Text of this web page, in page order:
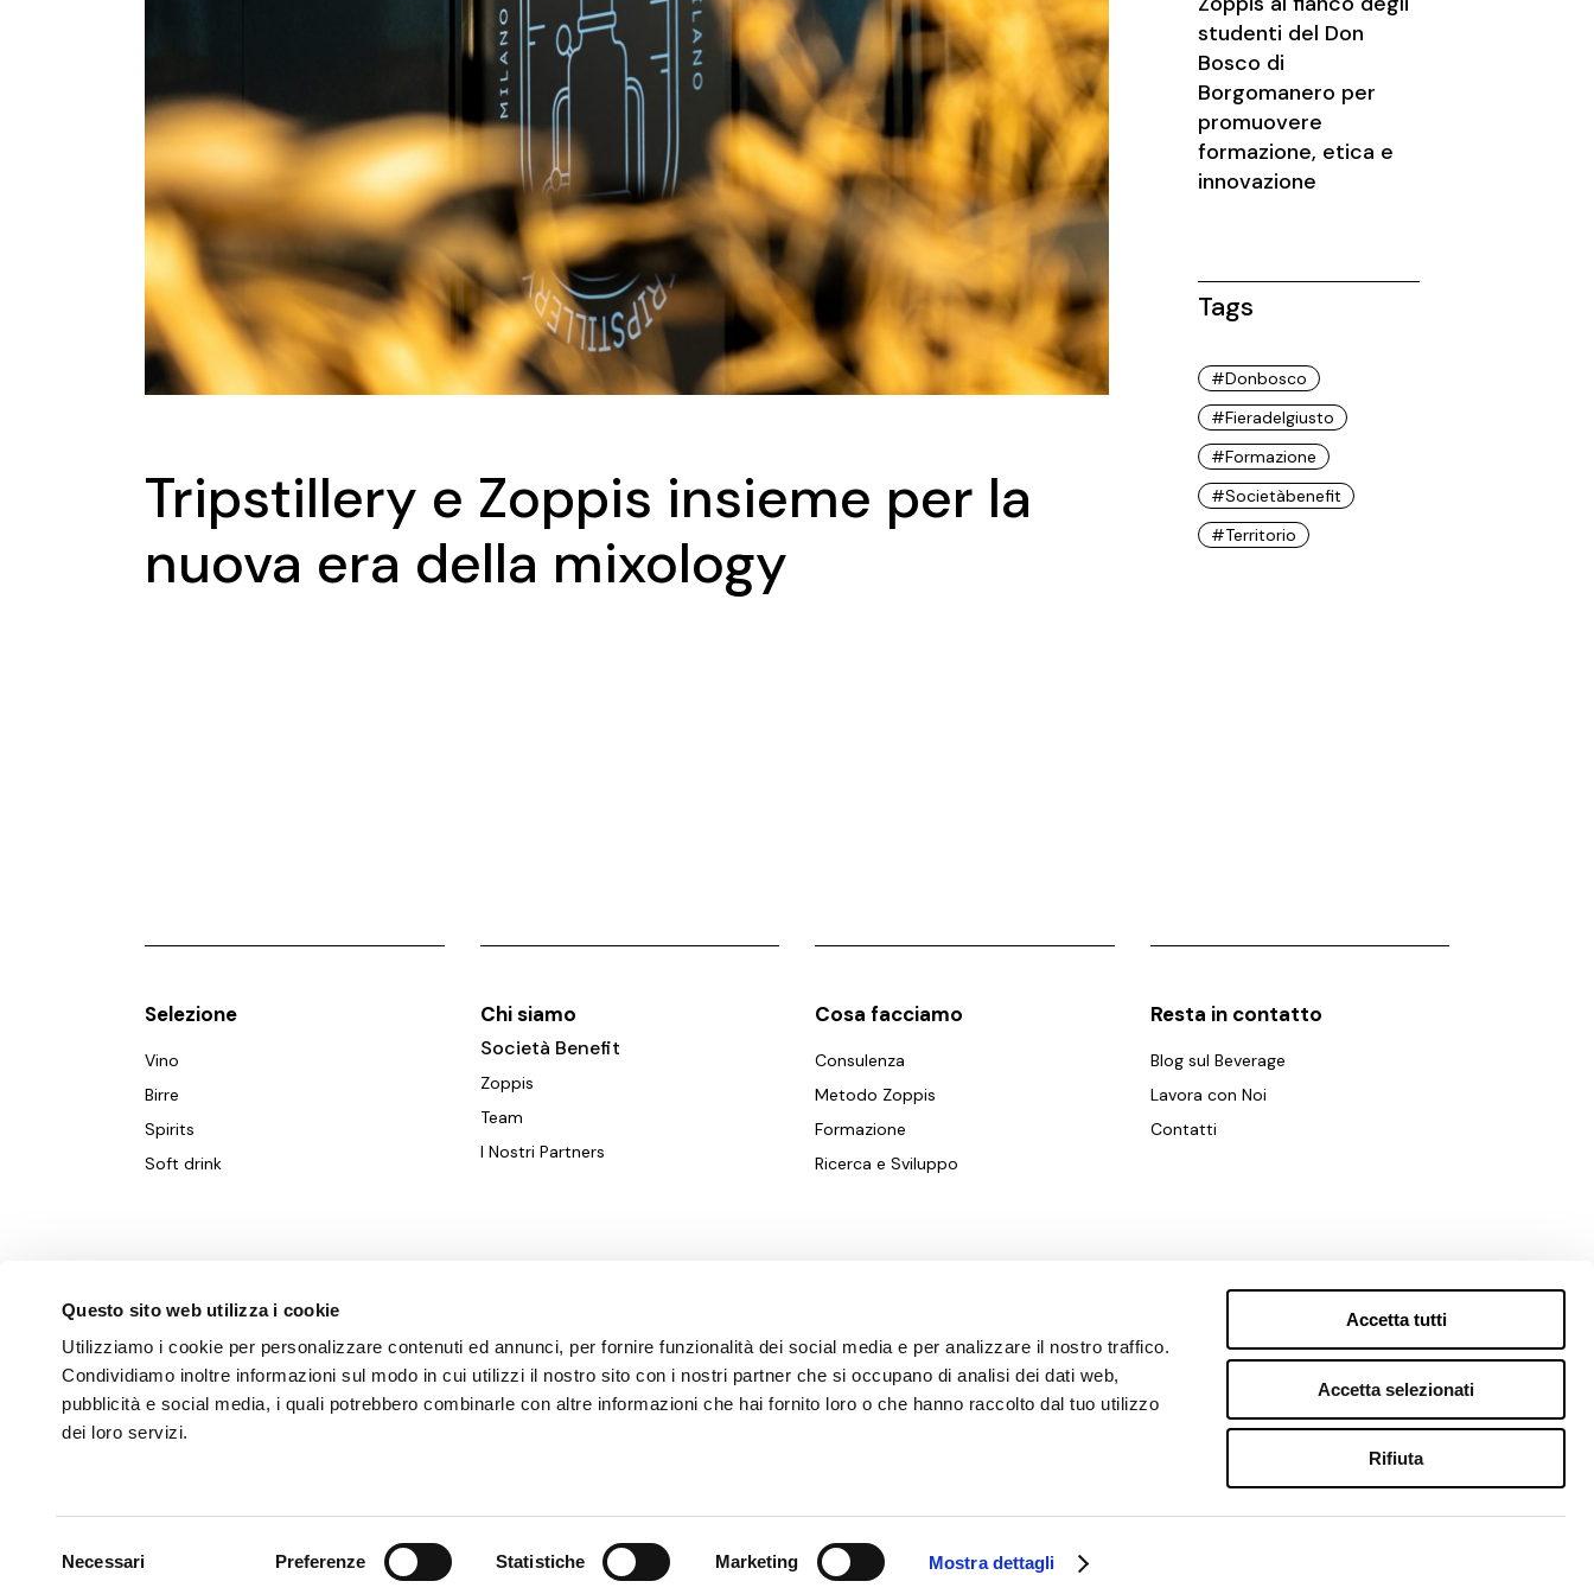
Questo sito web utilizza i cookie
Utilizziamo i cookie per personalizzare contenuti ed annunci, per fornire funzionalità dei social media e per analizzare il nostro traffico.
Condividiamo inoltre informazioni sul modo in cui utilizzi il nostro sito con i nostri partner che si occupano di analisi dei dati web,
pubblicità e social media, i quali potrebbero combinarle con altre informazioni che hai fornito loro o che hanno raccolto dal tuo utilizzo
dei loro servizi.
Necessari Preferenze Statistiche Marketing Mostra dettagli
Accetta tutti
Accetta selezionati
Rifiuta
Tripstillery e Zoppis insieme per la
nuova era della mixology
studenti del Don
Bosco di
Borgomanero per
promuovere
formazione, etica e
innovazione
Tags
#donbosco
#fieradelgiusto
#formazione
#societàbenefit
#territorio
Selezione
Vino
Birre
Spirits
Soft drink
Chi siamo
Società Benefit
Zoppis
Team
I Nostri Partners
Cosa facciamo
Consulenza
Metodo Zoppis
Formazione
Ricerca e Sviluppo
Resta in contatto
Blog sul Beverage
Lavora con Noi
Contatti
©2025 Zoppis Srl. Società Benefit
Via Cesare Battisti 47
28010 Briga Novarese NO
+39 0322 96151
P.Iva 01576310039
|Cookie policy Condizioni di vendita